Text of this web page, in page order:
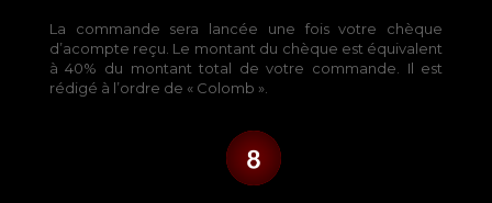
La commande sera lancée une fois votre chèque
d’acompte reçu. Le montant du chèque est équivalent
à 40% du montant total de votre commande. Il est
rédigé à l’ordre de « Colomb ».